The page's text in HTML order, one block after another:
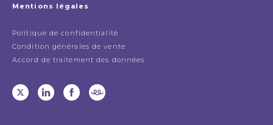
Mentions légales
Politique de confidentialité
Condition générales de vente
Accord de traitement des données